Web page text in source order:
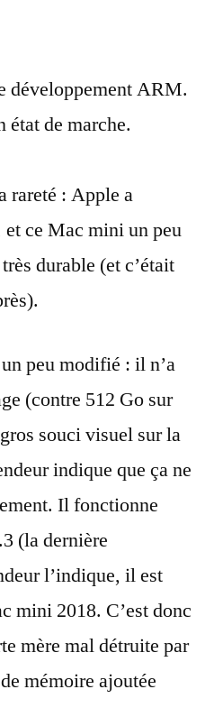
développement ARM.
état de marche.
rareté : Apple a
ce Mac mini un peu
durable (et c’était
peu modifié : il n’a
(contre 512 Go sur
souci visuel sur la
indique que ça ne
Il fonctionne
(la dernière
l’indique, il est
mini 2018. C’est donc
mère mal détruite par
mémoire ajoutée